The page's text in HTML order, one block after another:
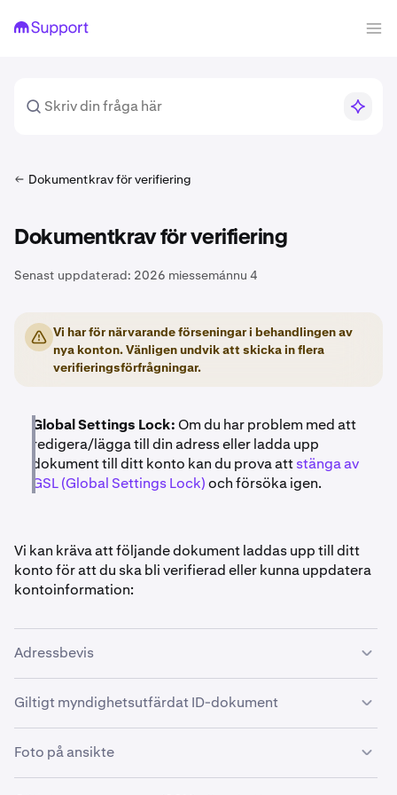
Dokumentkrav för verifiering
Dokumentkrav för verifiering
Senast uppdaterad: 2026 miessemánnu 4
Vi har för närvarande förseningar i behandlingen av
nya konton. Vänligen undvik att skicka in flera
verifieringsförfrågningar.
Global Settings Lock:Om du har problem med att
redigera/lägga till din adress eller ladda upp
dokument till ditt konto kan du prova attstänga av
GSL (Global Settings Lock)och försöka igen.
Vi kan kräva att följande dokument laddas upp till ditt
konto för att du ska bli verifierad eller kunna uppdatera
kontoinformation:
Adressbevis
Adressbevis måste innehålla ditt namn och din adress
samt vara daterade mindre än tre månader före
inlämningsdatumet. Vi accepterar INTE postbox-
adresser från något land.
Giltigt myndighetsutfärdat ID-dokument
Exempel på giltiga dokument:
Foto på ansikte